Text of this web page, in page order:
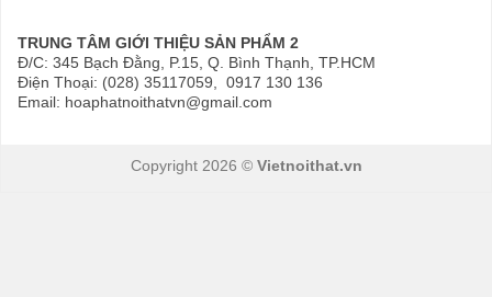
TRUNG TÂM GIỚI THIỆU SẢN PHẨM 2
Đ/C: 345 Bạch Đằng, P.15, Q. Bình Thạnh, TP.HCM
Điện Thoại: (028) 35117059, 0917 130 136
Email: hoaphatnoithatvn@gmail.com
Copyright 2026 © Vietnoithat.vn